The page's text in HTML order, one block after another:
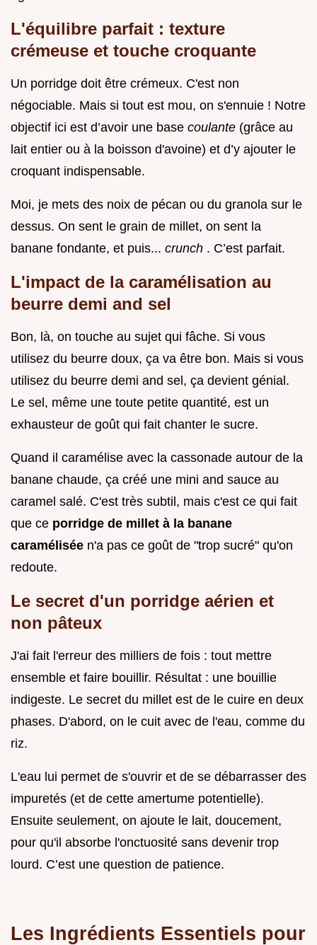
L'équilibre parfait : texture
crémeuse et touche croquante
Un porridge doit être crémeux. C'est non
négociable. Mais si tout est mou, on s'ennuie ! Notre
objectif ici est d’avoir une base coulante (grâce au
lait entier ou à la boisson d'avoine) et d’y ajouter le
croquant indispensable.
Moi, je mets des noix de pécan ou du granola sur le
dessus. On sent le grain de millet, on sent la
banane fondante, et puis... crunch . C’est parfait.
L'impact de la caramélisation au
beurre demi and sel
Bon, là, on touche au sujet qui fâche. Si vous
utilisez du beurre doux, ça va être bon. Mais si vous
utilisez du beurre demi and sel, ça devient génial.
Le sel, même une toute petite quantité, est un
exhausteur de goût qui fait chanter le sucre.
Quand il caramélise avec la cassonade autour de la
banane chaude, ça créé une mini and sauce au
caramel salé. C'est très subtil, mais c'est ce qui fait
que ce porridge de millet à la banane
caramélisée n'a pas ce goût de "trop sucré" qu'on
redoute.
Le secret d'un porridge aérien et
non pâteux
J'ai fait l'erreur des milliers de fois : tout mettre
ensemble et faire bouillir. Résultat : une bouillie
indigeste. Le secret du millet est de le cuire en deux
phases. D'abord, on le cuit avec de l'eau, comme du
riz.
L'eau lui permet de s'ouvrir et de se débarrasser des
impuretés (et de cette amertume potentielle).
Ensuite seulement, on ajoute le lait, doucement,
pour qu'il absorbe l'onctuosité sans devenir trop
lourd. C’est une question de patience.
Les Ingrédients Essentiels pour